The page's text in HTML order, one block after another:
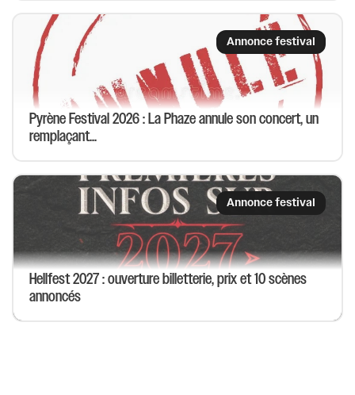
Annonce festival
Pyrène Festival 2026 : La Phaze annule son concert, un
remplaçant...
Annonce festival
Hellfest 2027 : ouverture billetterie, prix et 10 scènes
annoncés